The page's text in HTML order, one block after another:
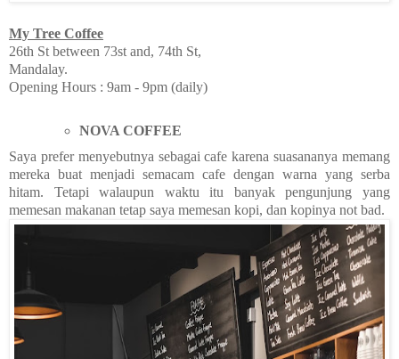
My Tree Coffee
26th St between 73st and, 74th St,
Mandalay.
Opening Hours : 9am - 9pm (daily)
NOVA COFFEE
Saya prefer menyebutnya sebagai cafe karena suasananya memang
mereka buat menjadi semacam cafe dengan warna yang serba
hitam. Tetapi walaupun waktu itu banyak pengunjung yang
memesan makanan tetap saya memesan kopi, dan kopinya not bad.